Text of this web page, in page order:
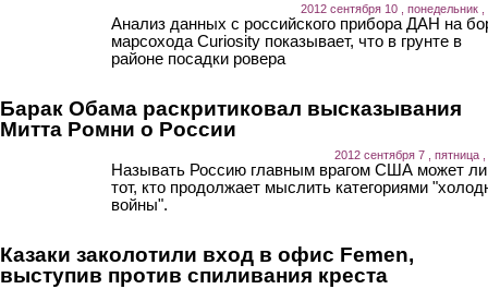
2012 сентября 10 , понедельник ,
Анализ данных с российского прибора ДАН на
марсохода Curiosity показывает, что в грунте в
районе посадки ровера
Барак Обама раскритиковал высказывания
Митта Ромни о России
2012 сентября 7 , пятница ,
Называть Россию главным врагом США может
тот, кто продолжает мыслить категориями
войны".
Казаки заколотили вход в офис Femen,
выступив против спиливания креста